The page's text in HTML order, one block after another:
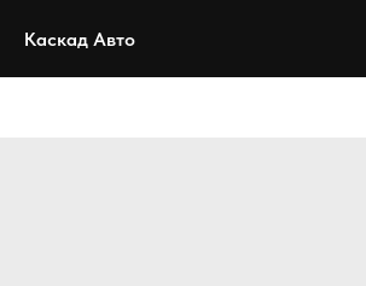
Каскад Авто